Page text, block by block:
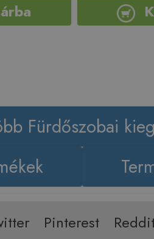
Fürdőszobai
Pinterest